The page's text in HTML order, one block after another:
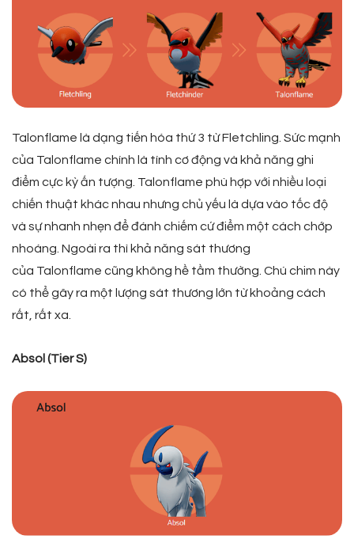
Talonflame là dạng tiến hóa thứ 3 từ Fletchling. Sức mạnh
của Talonflame chính là tính cơ động và khả năng ghi
điểm cực kỳ ấn tượng. Talonflame phù hợp với nhiều loại
chiến thuật khác nhau nhưng chủ yếu là dựa vào tốc độ
và sự nhanh nhẹn để đánh chiếm cứ điểm một cách chớp
nhoáng. Ngoài ra thì khả năng sát thương
của Talonflame cũng không hề tầm thường. Chú chim này
có thể gây ra một lượng sát thương lớn từ khoảng cách
rất, rất xa.
Absol (Tier S)